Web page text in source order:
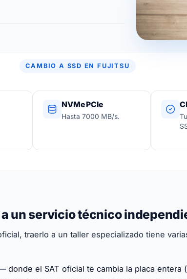
CAMBIO A SSD EN FUJITSU
NVMe PCIe
Hasta 7000 MB/s.
un servicio técnico
traerlo a un taller especializado tiene
donde el SAT oficial te cambia la placa entera